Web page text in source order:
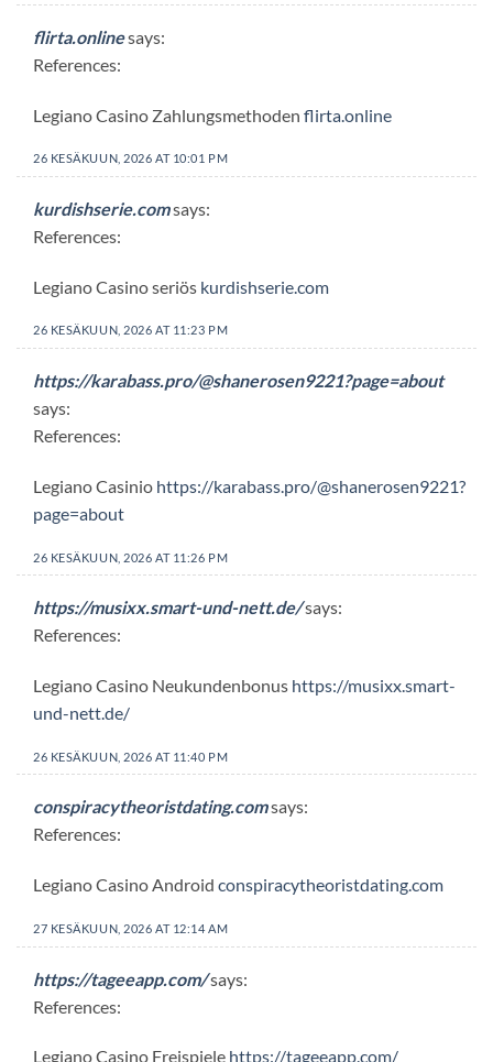
flirta.onlinesays:
References:
Legiano Casino Zahlungsmethoden flirta.online
26 KESÄKUUN, 2026 AT 10:01 PM
kurdishserie.comsays:
References:
Legiano Casino seriös kurdishserie.com
26 KESÄKUUN, 2026 AT 11:23 PM
https://karabass.pro/@shanerosen9221?page=about
says:
References:
Legiano Casinio https://karabass.pro/@shanerosen9221?
page=about
26 KESÄKUUN, 2026 AT 11:26 PM
https://musixx.smart-und-nett.de/says:
References:
Legiano Casino Neukundenbonus https://musixx.smart-
und-nett.de/
26 KESÄKUUN, 2026 AT 11:40 PM
conspiracytheoristdating.comsays:
References:
Legiano Casino Android conspiracytheoristdating.com
27 KESÄKUUN, 2026 AT 12:14 AM
https://tageeapp.com/says:
References:
Legiano Casino Freispiele https://tageeapp.com/